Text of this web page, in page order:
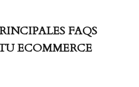
FAQS
ECOMMERCE